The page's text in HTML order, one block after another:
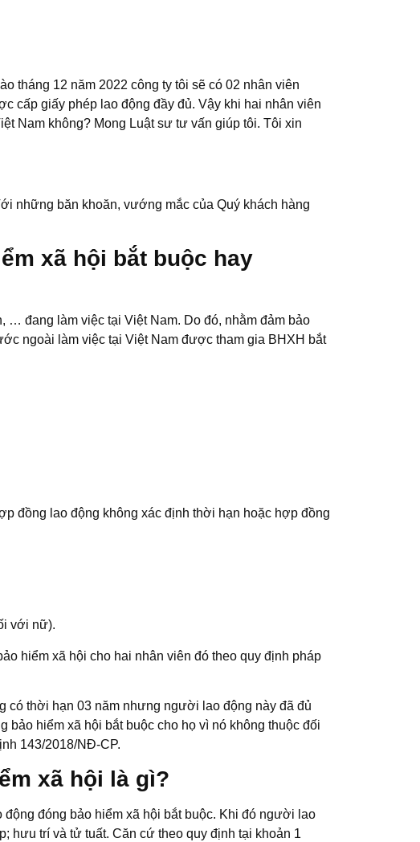
tháng 12 năm 2022 công ty tôi sẽ có 02 nhân viên
cấp giấy phép lao động đầy đủ. Vậy khi hai nhân viên
Nam không? Mong Luật sư tư vấn giúp tôi. Tôi xin
những băn khoăn, vướng mắc của Quý khách hàng
xã hội bắt buộc hay
đang làm việc tại Việt Nam. Do đó, nhằm đảm bảo
ngoài làm việc tại Việt Nam được tham gia BHXH bắt
đồng lao động không xác định thời hạn hoặc hợp đồng
với nữ).
hiểm xã hội cho hai nhân viên đó theo quy định pháp
có thời hạn 03 năm nhưng người lao động này đã đủ
bảo hiểm xã hội bắt buộc cho họ vì nó không thuộc đối
143/2018/NĐ-CP.
xã hội là gì?
đóng bảo hiểm xã hội bắt buộc. Khi đó người lao
hưu trí và tử tuất. Căn cứ theo quy định tại khoản 1